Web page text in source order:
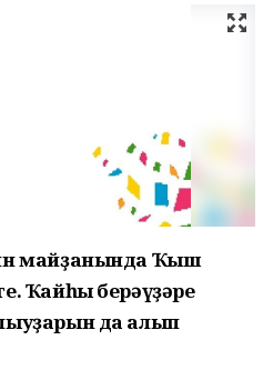
майҙанында Ҡыш
Ҡайһы берәүҙәре
да алып